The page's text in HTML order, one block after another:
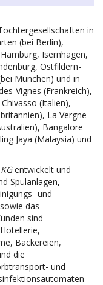
in
(bei Berlin),
Isernhagen,
Ostfildern-
München) und in
Vignes (Frankreich),
(Italien),
La Vergne
Bangalore
Jaya (Malaysia) und
entwickelt und
Spülanlagen,
und
das
sind
Bäckereien,
die
und